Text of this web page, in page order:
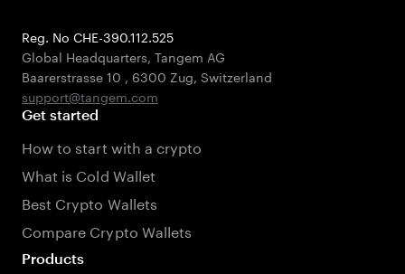
Reg. No CHE-390.112.525
Global Headquarters, Tangem AG
Baarerstrasse 10 , 6300 Zug, Switzerland
support@tangem.com
Get started
How to start with a crypto
What is Cold Wallet
Best Crypto Wallets
Compare Crypto Wallets
Products